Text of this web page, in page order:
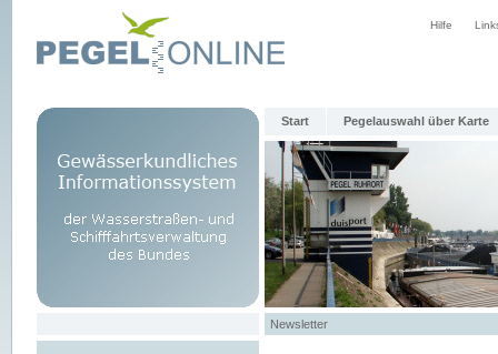
Hilfe
Start Pegelauswahl über Karte
Newsletter